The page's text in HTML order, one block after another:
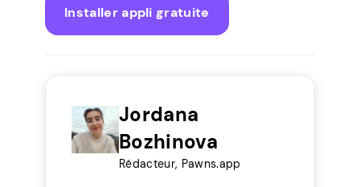
Installer appli gratuite
Jordana
Bozhinova
Rédacteur, Pawns.app